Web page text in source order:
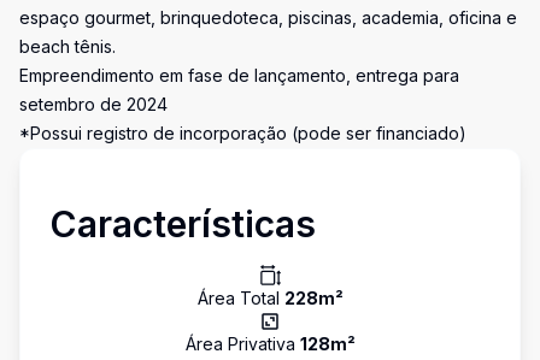
espaço gourmet, brinquedoteca, piscinas, academia, oficina e
beach tênis.
Empreendimento em fase de lançamento, entrega para
setembro de 2024
*Possui registro de incorporação (pode ser financiado)
Características
Área Total 228m²
Área Privativa 128m²